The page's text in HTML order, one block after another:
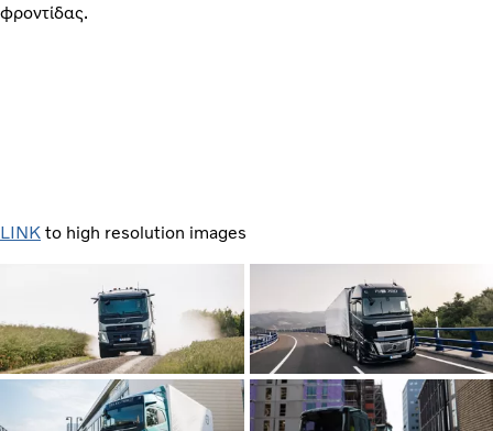
φροντίδας.
LINK to high resolution images